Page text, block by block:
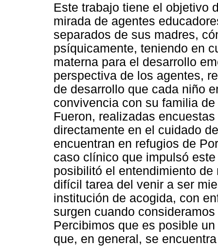
Este trabajo tiene el objetivo
mirada de agentes
separados de sus madres,
psíquicamente, teniendo en
materna para el desarrollo
perspectiva de los agentes,
de desarrollo que cada niño
convivencia con su familia
Fueron, realizadas
directamente en el cuidado
encuentran en refugios de
caso clínico que impulsó
posibilitó el entendimiento
difícil tarea del venir a ser
institución de acogida, con
surgen cuando
Percibimos que es posible
que, en general, se